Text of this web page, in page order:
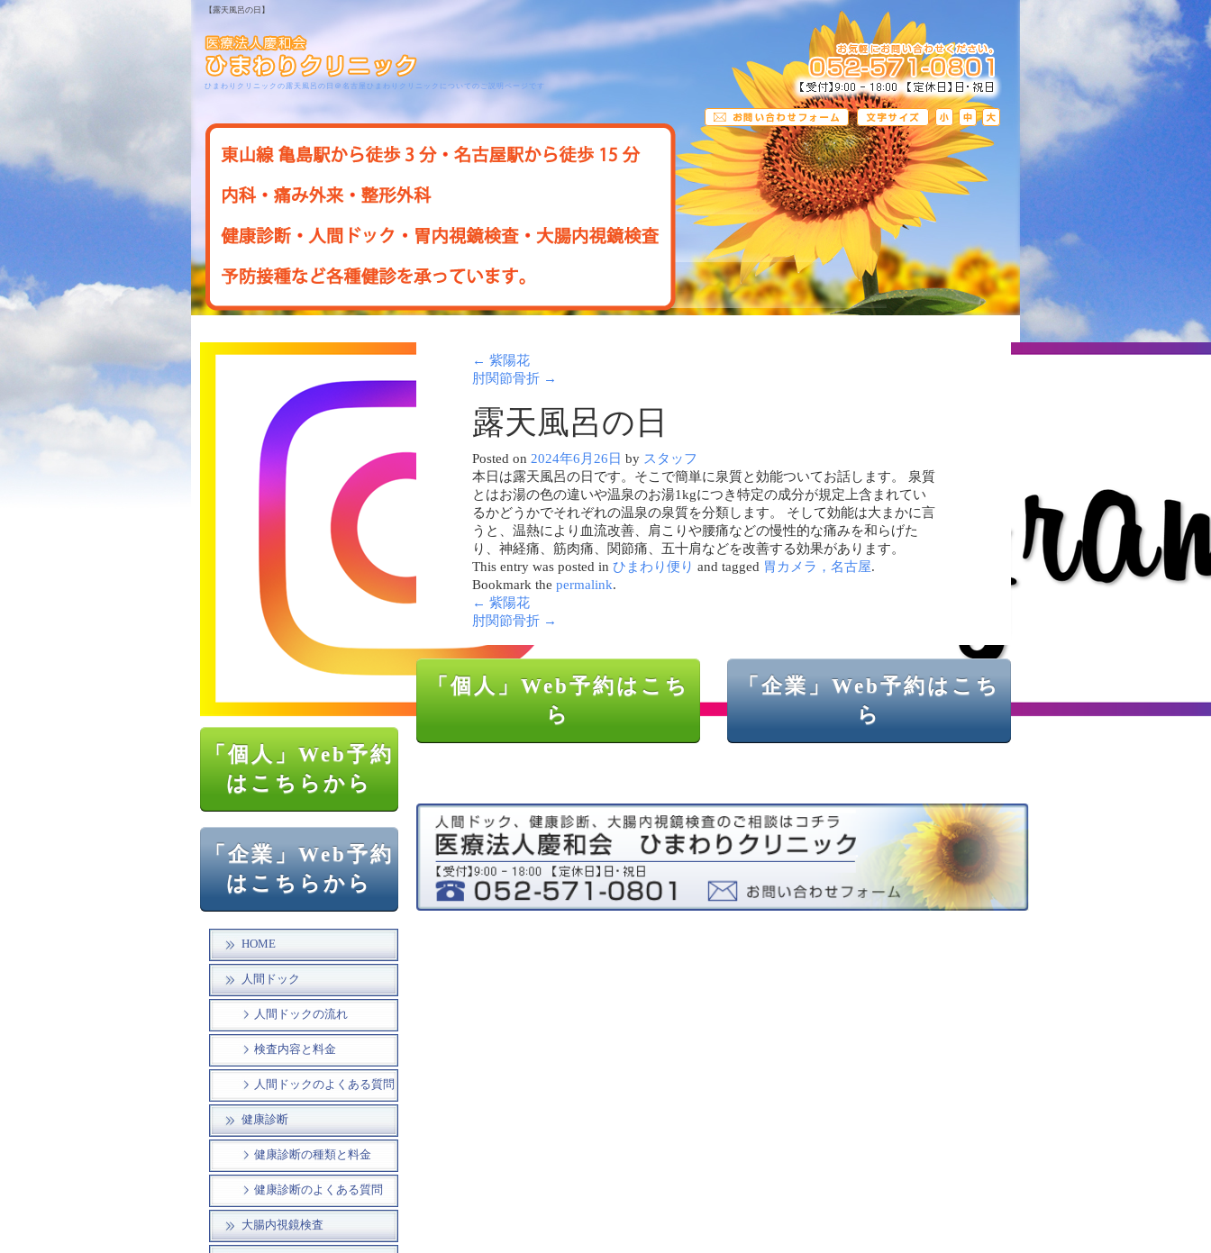
【露天風呂の日】
ひまわりクリニックの露天風呂の日＠名古屋ひまわりクリニックについてのご説明ページです
「個人」Web予約
はこちらから
「企業」Web予約
はこちらから
HOME
人間ドック
人間ドックの流れ
検査内容と料金
人間ドックのよくある質問
健康診断
健康診断の種類と料金
健康診断のよくある質問
大腸内視鏡検査
← 紫陽花
肘関節骨折 →
露天風呂の日
Posted on 2024年6月26日 by スタッフ
本日は露天風呂の日です。そこで簡単に泉質と効能ついてお話します。 泉質
とはお湯の色の違いや温泉のお湯1kgにつき特定の成分が規定上含まれてい
るかどうかでそれぞれの温泉の泉質を分類します。 そして効能は大まかに言
うと、温熱により血流改善、肩こりや腰痛などの慢性的な痛みを和らげた
り、神経痛、筋肉痛、関節痛、五十肩などを改善する効果があります。
This entry was posted in ひまわり便り and tagged 胃カメラ，名古屋.
Bookmark the permalink.
← 紫陽花
肘関節骨折 →
「個人」Web予約はこち
ら
「企業」Web予約はこち
ら